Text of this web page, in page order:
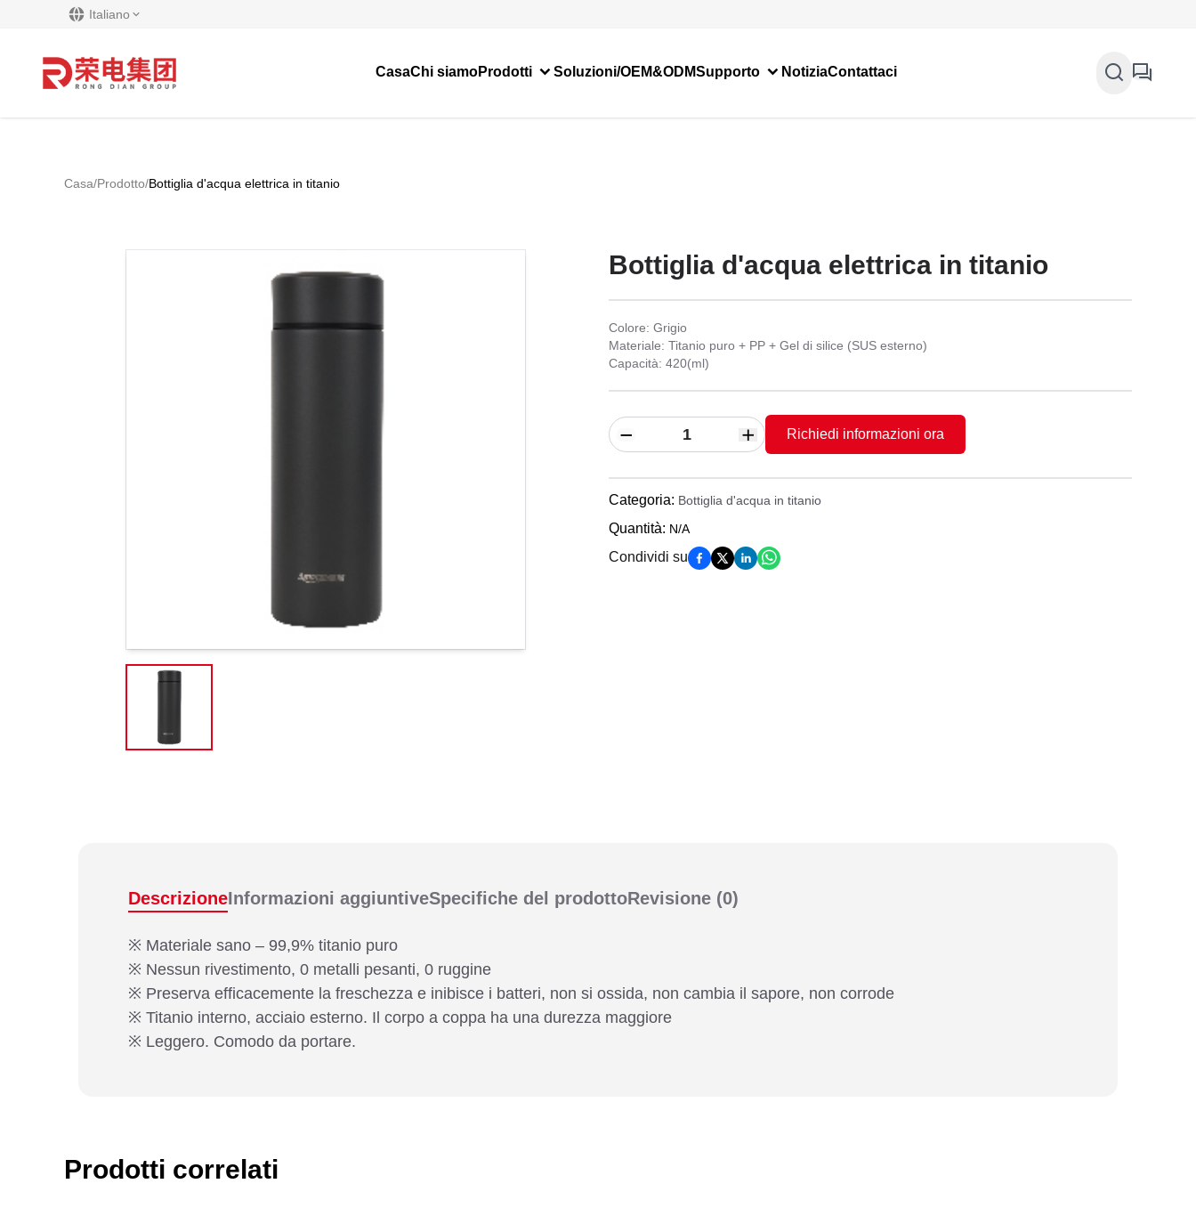
Italiano
CasaChi siamoProdotti Soluzioni/OEM&ODMSupporto NotiziaContattaci
Casa/Prodotto/Bottiglia d'acqua elettrica in titanio
Bottiglia d'acqua elettrica in titanio
Colore: Grigio
Materiale: Titanio puro + PP + Gel di silice (SUS esterno)
Capacità: 420(ml)
Richiedi informazioni ora
Categoria: Bottiglia d'acqua in titanio
Quantità: N/A
Condividi su
DescrizioneInformazioni aggiuntiveSpecifiche del prodottoRevisione (0)
※ Materiale sano – 99,9% titanio puro
※ Nessun rivestimento, 0 metalli pesanti, 0 ruggine
※ Preserva efficacemente la freschezza e inibisce i batteri, non si ossida, non cambia il sapore, non corrode
※ Titanio interno, acciaio esterno. Il corpo a coppa ha una durezza maggiore
※ Leggero. Comodo da portare.
Prodotti correlati